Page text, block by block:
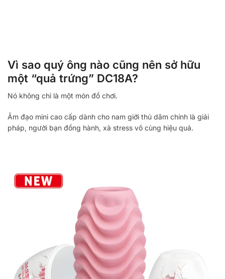
Vì sao quý ông nào cũng nên sở hữu
một “quả trứng” DC18A?
Nó không chỉ là một món đồ chơi.
Âm đạo mini cao cấp dành cho nam giới thủ dâm chính là giải
pháp, người bạn đồng hành, xả stress vô cùng hiệu quả.